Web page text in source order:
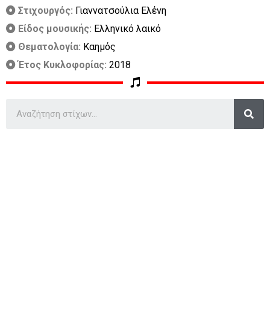
Στιχουργός: Γιαννατσούλια Ελένη
Είδος μουσικής: Ελληνικό λαικό
Θεματολογία: Καημός
Έτος Κυκλοφορίας: 2018